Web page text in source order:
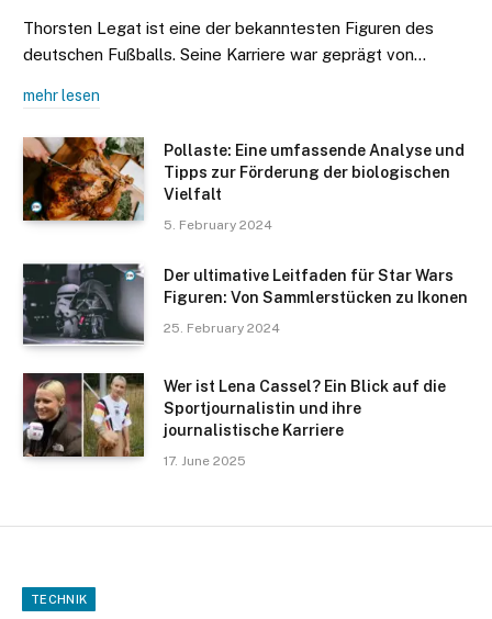
Thorsten Legat ist eine der bekanntesten Figuren des
deutschen Fußballs. Seine Karriere war geprägt von…
mehr lesen
Pollaste: Eine umfassende Analyse und
Tipps zur Förderung der biologischen
Vielfalt
5. February 2024
Der ultimative Leitfaden für Star Wars
Figuren: Von Sammlerstücken zu Ikonen
25. February 2024
Wer ist Lena Cassel? Ein Blick auf die
Sportjournalistin und ihre
journalistische Karriere
17. June 2025
TECHNIK